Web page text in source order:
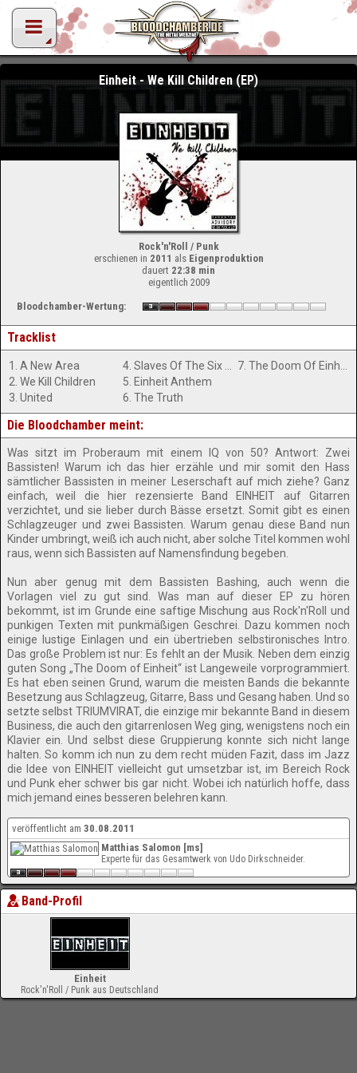
Einheit - We Kill Children (EP)
Rock'n'Roll / Punk
erschienen in 2011 als Eigenproduktion
dauert 22:38 min
eigentlich 2009
Bloodchamber-Wertung:
Tracklist
1. A New Area
2. We Kill Children
3. United
5. Einheit Anthem
6. The Truth
Die Bloodchamber meint:
Was sitzt im Proberaum mit einem IQ von 50? Antwort: Zwei
Bassisten! Warum ich das hier erzähle und mir somit den Hass
sämtlicher Bassisten in meiner Leserschaft auf mich ziehe? Ganz
einfach, weil die hier rezensierte Band EINHEIT auf Gitarren
verzichtet, und sie lieber durch Bässe ersetzt. Somit gibt es einen
Schlagzeuger und zwei Bassisten. Warum genau diese Band nun
Kinder umbringt, weiß ich auch nicht, aber solche Titel kommen wohl
raus, wenn sich Bassisten auf Namensfindung begeben.
Nun aber genug mit dem Bassisten Bashing, auch wenn die
Vorlagen viel zu gut sind. Was man auf dieser EP zu hören
bekommt, ist im Grunde eine saftige Mischung aus Rock'n'Roll und
punkigen Texten mit punkmäßigen Geschrei. Dazu kommen noch
einige lustige Einlagen und ein übertrieben selbstironisches Intro.
Das große Problem ist nur: Es fehlt an der Musik. Neben dem einzig
guten Song „The Doom of Einheit“ ist Langeweile vorprogrammiert.
Es hat eben seinen Grund, warum die meisten Bands die bekannte
Besetzung aus Schlagzeug, Gitarre, Bass und Gesang haben. Und so
setzte selbst TRIUMVIRAT, die einzige mir bekannte Band in diesem
Business, die auch den gitarrenlosen Weg ging, wenigstens noch ein
Klavier ein. Und selbst diese Gruppierung konnte sich nicht lange
halten. So komm ich nun zu dem recht müden Fazit, dass im Jazz
die Idee von EINHEIT vielleicht gut umsetzbar ist, im Bereich Rock
und Punk eher schwer bis gar nicht. Wobei ich natürlich hoffe, dass
mich jemand eines besseren belehren kann.
veröffentlicht am 30.08.2011
Matthias Salomon [ms]
Experte für das Gesamtwerk von Udo Dirkschneider.
Band-Profil
Einheit
Rock'n'Roll / Punk aus Deutschland